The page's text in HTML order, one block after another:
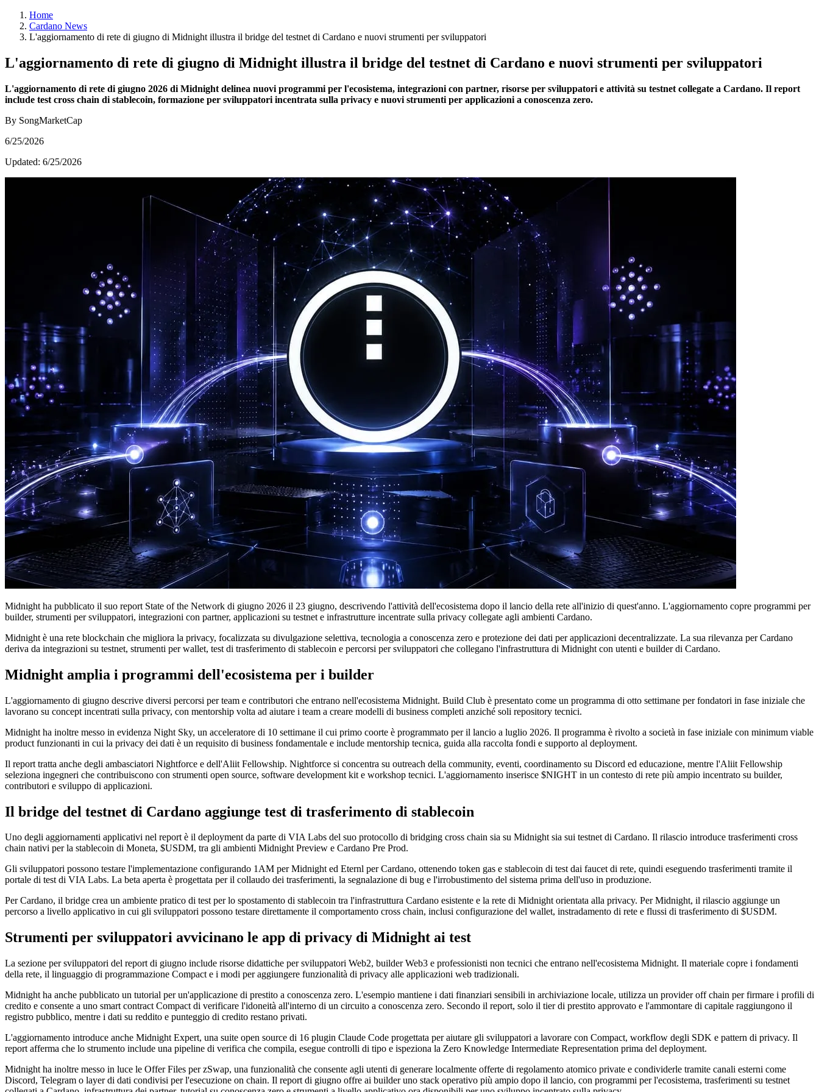
Home
Cardano News
L'aggiornamento di rete di giugno di Midnight illustra il bridge del testnet di Cardano e nuovi strumenti per sviluppatori
L'aggiornamento di rete di giugno di Midnight illustra il bridge del testnet di Cardano e nuovi strumenti per sviluppatori
L'aggiornamento di rete di giugno 2026 di Midnight delinea nuovi programmi per l'ecosistema, integrazioni con partner, risorse per sviluppatori e attività su testnet collegate a Cardano. Il report
include test cross chain di stablecoin, formazione per sviluppatori incentrata sulla privacy e nuovi strumenti per applicazioni a conoscenza zero.
By SongMarketCap
6/25/2026
Updated: 6/25/2026
Midnight ha pubblicato il suo report State of the Network di giugno 2026 il 23 giugno, descrivendo l'attività dell'ecosistema dopo il lancio della rete all'inizio di quest'anno. L'aggiornamento copre programmi per
builder, strumenti per sviluppatori, integrazioni con partner, applicazioni su testnet e infrastrutture incentrate sulla privacy collegate agli ambienti Cardano.
Midnight è una rete blockchain che migliora la privacy, focalizzata su divulgazione selettiva, tecnologia a conoscenza zero e protezione dei dati per applicazioni decentralizzate. La sua rilevanza per Cardano
deriva da integrazioni su testnet, strumenti per wallet, test di trasferimento di stablecoin e percorsi per sviluppatori che collegano l'infrastruttura di Midnight con utenti e builder di Cardano.
Midnight amplia i programmi dell'ecosistema per i builder
L'aggiornamento di giugno descrive diversi percorsi per team e contributori che entrano nell'ecosistema Midnight. Build Club è presentato come un programma di otto settimane per fondatori in fase iniziale che
lavorano su concept incentrati sulla privacy, con mentorship volta ad aiutare i team a creare modelli di business completi anziché soli repository tecnici.
Midnight ha inoltre messo in evidenza Night Sky, un acceleratore di 10 settimane il cui primo coorte è programmato per il lancio a luglio 2026. Il programma è rivolto a società in fase iniziale con minimum viable
product funzionanti in cui la privacy dei dati è un requisito di business fondamentale e include mentorship tecnica, guida alla raccolta fondi e supporto al deployment.
Il report tratta anche degli ambasciatori Nightforce e dell'Aliit Fellowship. Nightforce si concentra su outreach della community, eventi, coordinamento su Discord ed educazione, mentre l'Aliit Fellowship
seleziona ingegneri che contribuiscono con strumenti open source, software development kit e workshop tecnici. L'aggiornamento inserisce $NIGHT in un contesto di rete più ampio incentrato su builder,
contributori e sviluppo di applicazioni.
Il bridge del testnet di Cardano aggiunge test di trasferimento di stablecoin
Uno degli aggiornamenti applicativi nel report è il deployment da parte di VIA Labs del suo protocollo di bridging cross chain sia su Midnight sia sui testnet di Cardano. Il rilascio introduce trasferimenti cross
chain nativi per la stablecoin di Moneta, $USDM, tra gli ambienti Midnight Preview e Cardano Pre Prod.
Gli sviluppatori possono testare l'implementazione configurando 1AM per Midnight ed Eternl per Cardano, ottenendo token gas e stablecoin di test dai faucet di rete, quindi eseguendo trasferimenti tramite il
portale di test di VIA Labs. La beta aperta è progettata per il collaudo dei trasferimenti, la segnalazione di bug e l'irrobustimento del sistema prima dell'uso in produzione.
Per Cardano, il bridge crea un ambiente pratico di test per lo spostamento di stablecoin tra l'infrastruttura Cardano esistente e la rete di Midnight orientata alla privacy. Per Midnight, il rilascio aggiunge un
percorso a livello applicativo in cui gli sviluppatori possono testare direttamente il comportamento cross chain, inclusi configurazione del wallet, instradamento di rete e flussi di trasferimento di $USDM.
Strumenti per sviluppatori avvicinano le app di privacy di Midnight ai test
La sezione per sviluppatori del report di giugno include risorse didattiche per sviluppatori Web2, builder Web3 e professionisti non tecnici che entrano nell'ecosistema Midnight. Il materiale copre i fondamenti
della rete, il linguaggio di programmazione Compact e i modi per aggiungere funzionalità di privacy alle applicazioni web tradizionali.
Midnight ha anche pubblicato un tutorial per un'applicazione di prestito a conoscenza zero. L'esempio mantiene i dati finanziari sensibili in archiviazione locale, utilizza un provider off chain per firmare i profili di
credito e consente a uno smart contract Compact di verificare l'idoneità all'interno di un circuito a conoscenza zero. Secondo il report, solo il tier di prestito approvato e l'ammontare di capitale raggiungono il
registro pubblico, mentre i dati su reddito e punteggio di credito restano privati.
L'aggiornamento introduce anche Midnight Expert, una suite open source di 16 plugin Claude Code progettata per aiutare gli sviluppatori a lavorare con Compact, workflow degli SDK e pattern di privacy. Il
report afferma che lo strumento include una pipeline di verifica che compila, esegue controlli di tipo e ispeziona la Zero Knowledge Intermediate Representation prima del deployment.
Midnight ha inoltre messo in luce le Offer Files per zSwap, una funzionalità che consente agli utenti di generare localmente offerte di regolamento atomico private e condividerle tramite canali esterni come
Discord, Telegram o layer di dati condivisi per l'esecuzione on chain. Il report di giugno offre ai builder uno stack operativo più ampio dopo il lancio, con programmi per l'ecosistema, trasferimenti su testnet